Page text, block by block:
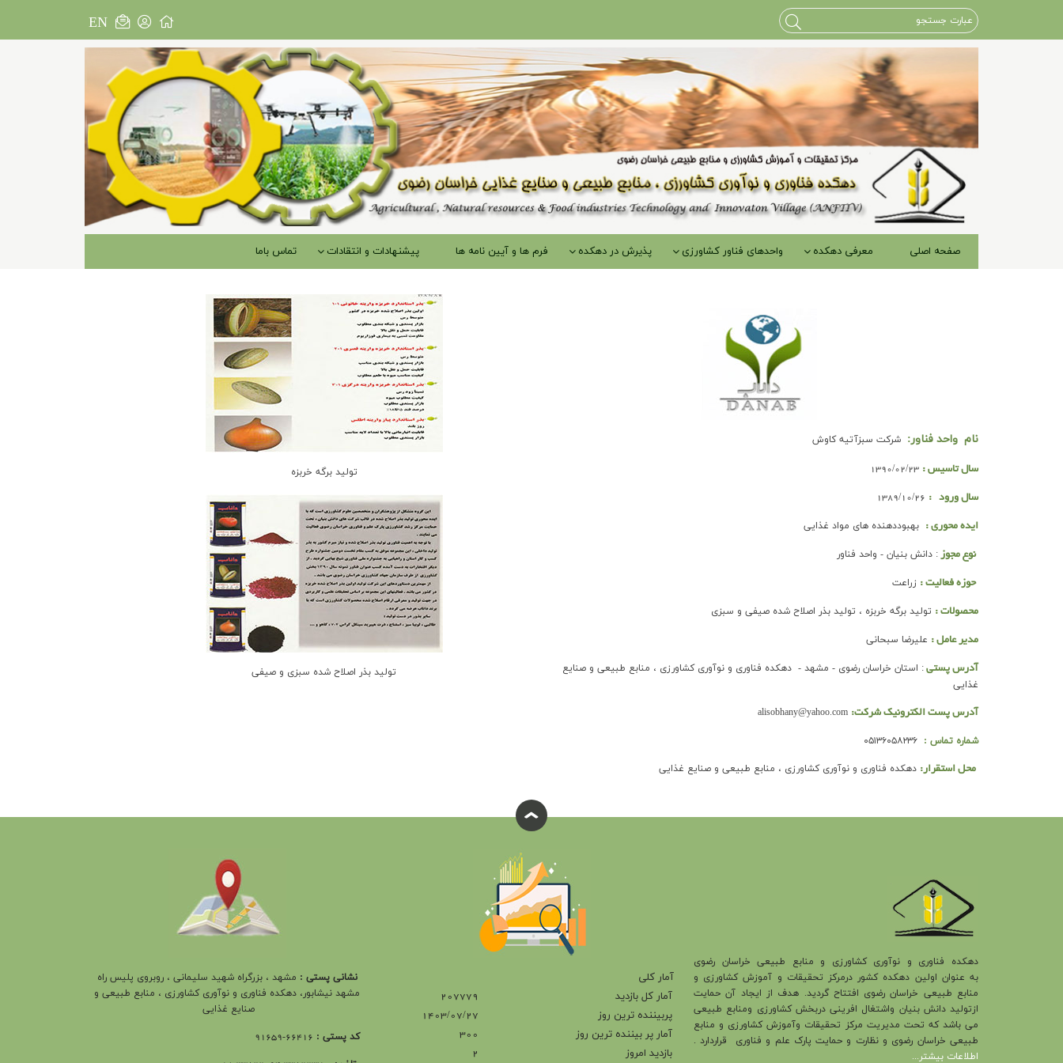
EN
صفحه اصلي معرفی دهکده واحدهای فناور کشاورزی پذیرش در دهکده فرم ها و آیین نامه ها پیشنهادات و انتقادات تماس باما
نام واحد فناور: شرکت سبزآتیه کاوش
سال تاسيس : 1390/02/23
سال ورود :
ايده محوري : بهبوددهنده های مواد غذایی
نوع مجوز : دانش بنیان - واحد فناور
حوزه فعالیت : زراعت
محصولات : تولید برگه خربزه ، تولید بذر اصلاح شده صیفی و سبزی
مدیر عامل : علیرضا سبحانی
آدرس پستی : استان خراسان رضوی - مشهد - دهکده فناوری و نوآوری کشاورزی ، منابع طبیعی و صنایع
غذایی
آدرس پست الکترونیک شرکت:
شماره تماس :
محل استقرار: دهکده فناوری و نوآوری کشاورزی ، منابع طبیعی و صنایع غذایی
تولید برگه خربزه
تولید بذر اصلاح شده سبزی و صیفی
دهکده فناوری و نوآوری کشاورزی و منابع طبیعی خراسان رضوی
به عنوان اولین دهکده کشور درمرکز تحقیقات و آموزش کشاورزی و
منابع طبیعی خراسان رضوی افتتاح گردید. هدف از ایجاد آن حمایت
ازتولید دانش بنیان واشتغال افرینی دربخش کشاورزی ومنابع طبیعی
می باشد که تحت مديريت مركز تحقیقات وآموزش كشاورزي و منابع
طبيعي خراسان رضوي و نظارت و حمایت پارک علم و فناوری قراردارد .
اطلاعات بیشتر...
آمار کلی
آمار کل بازدید
207779
پربیننده ترین روز
1403/07/27
آمار پر بيننده ترين روز
300
بازديد امروز
2
نشانی پستی : مشهد ، بزرگراه شهيد سلیمانی ، روبروی پلیس راه
مشهد نیشابور، دهکده فناوری و نوآوری کشاورزی ، منابع طبیعی و
صنایع غذایی
کد پستی :